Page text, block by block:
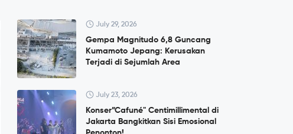
July 29, 2026
Gempa Magnitudo 6,8 Guncang
Kumamoto Jepang: Kerusakan
Terjadi di Sejumlah Area
July 23, 2026
Konser”Cafuné" Centimillimental di
Jakarta Bangkitkan Sisi Emosional